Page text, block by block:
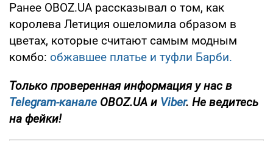
Ранее OBOZ.UA рассказывал о том, как
королева Летиция ошеломила образом в
цветах, которые считают самым модным
комбо: обжавшее платье и туфли Барби.
Только проверенная информация у нас в
Telegram-канале OBOZ.UA и Viber. Не ведитесь
на фейки!